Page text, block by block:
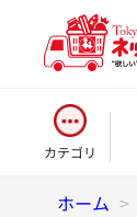
カテゴリ
ホーム >